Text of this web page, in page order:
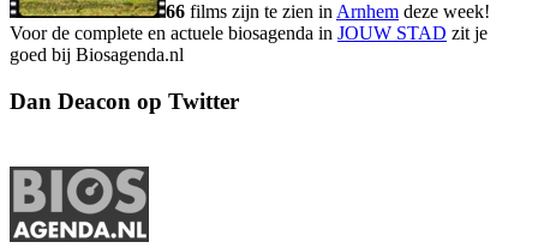
66 films zijn te zien in Arnhem deze week!
Voor de complete en actuele biosagenda in JOUW STAD zit je
goed bij Biosagenda.nl
Dan Deacon op Twitter